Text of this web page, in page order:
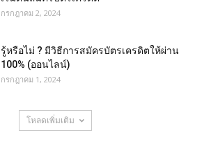
กรกฎาคม 2, 2024
รู้หรือไม่ ? มีวิธีการสมัครบัตรเครดิตให้ผ่าน
100% (ออนไลน์)
กรกฎาคม 1, 2024
โหลดเพิ่มเติม